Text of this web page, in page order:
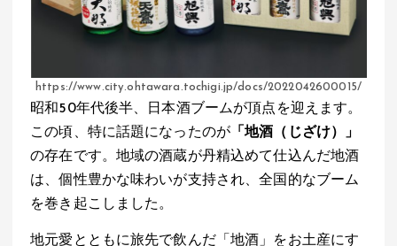
https://www.city.ohtawara.tochigi.jp/docs/2022042600015/
昭和50年代後半、日本酒ブームが頂点を迎えます。
この頃、特に話題になったのが 「地酒（じざけ）」
の存在です。地域の酒蔵が丹精込めて仕込んだ地酒
は、個性豊かな味わいが支持され、全国的なブーム
を巻き起こしました。
地元愛とともに旅先で飲んだ「地酒」をお土産にす